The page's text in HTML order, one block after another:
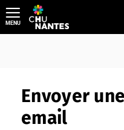
Aller
au
contenu
MENU
Envoyer
email